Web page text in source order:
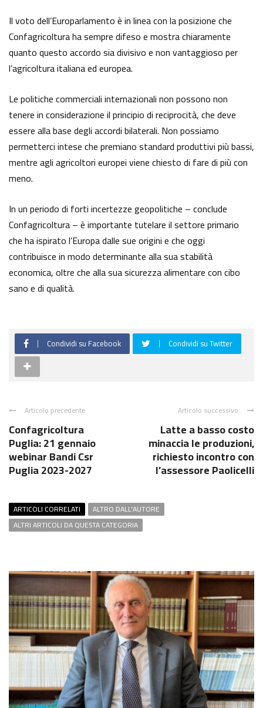
Il voto dell’Europarlamento è in linea con la posizione che
Confagricoltura ha sempre difeso e mostra chiaramente
quanto questo accordo sia divisivo e non vantaggioso per
l’agricoltura italiana ed europea.
Le politiche commerciali internazionali non possono non
tenere in considerazione il principio di reciprocità, che deve
essere alla base degli accordi bilaterali. Non possiamo
permetterci intese che premiano standard produttivi più bassi,
mentre agli agricoltori europei viene chiesto di fare di più con
meno.
In un periodo di forti incertezze geopolitiche – conclude
Confagricoltura – è importante tutelare il settore primario
che ha ispirato l’Europa dalle sue origini e che oggi
contribuisce in modo determinante alla sua stabilità
economica, oltre che alla sua sicurezza alimentare con cibo
sano e di qualità.
Condividi su Facebook Condividi su Twitter
Articolo precedente
Confagricoltura
Puglia: 21 gennaio
webinar Bandi Csr
Puglia 2023-2027
Articolo successivo
Latte a basso costo
minaccia le produzioni,
richiesto incontro con
l’assessore Paolicelli
ARTICOLI CORRELATI
ALTRO DALL'AUTORE
ALTRI ARTICOLI DA QUESTA CATEGORIA